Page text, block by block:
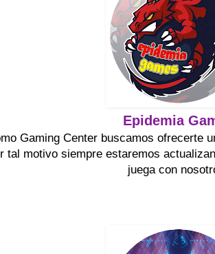
Epidemia
Gaming Center buscamos ofrecerte
tal motivo siempre estaremos
juega con